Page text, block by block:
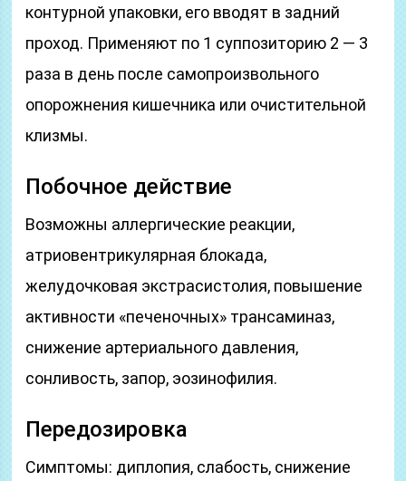
контурной упаковки, его вводят в задний
проход. Применяют по 1 суппозиторию 2 — 3
раза в день после самопроизвольного
опорожнения кишечника или очистительной
клизмы.
Побочное действие
Возможны аллергические реакции,
атриовентрикулярная блокада,
желудочковая экстрасистолия, повышение
активности «печеночных» трансаминаз,
снижение артериального давления,
сонливость, запор, эозинофилия.
Передозировка
Симптомы: диплопия, слабость, снижение